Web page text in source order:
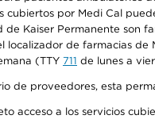
por Medi Cal
Kaiser Permanente son
de farmacias de
(TTY 711 de lunes a
de proveedores, esta
acceso a los servicios